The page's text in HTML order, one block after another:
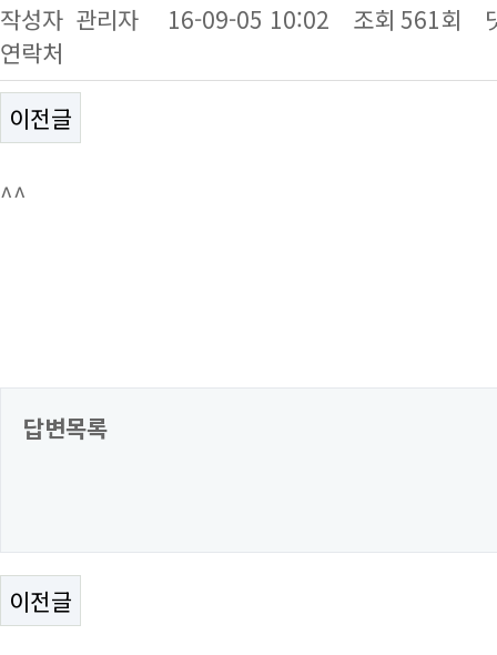
작성자 관리자 16-09-05 10:02 조회 561회
연락처
이전글
^^
답변목록
이전글